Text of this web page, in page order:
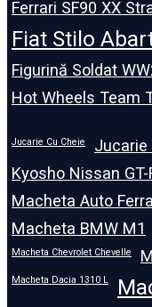
Ferrari SF90 XX
Fiat Stilo
Figurină Soldat
Hot Wheels Team
Jucarie Cu Cheie Jucarie
Kyosho Nissan GT-
Macheta Auto
Macheta BMW M1
Macheta Chevrolet Chevelle
Macheta Dacia 1310 L